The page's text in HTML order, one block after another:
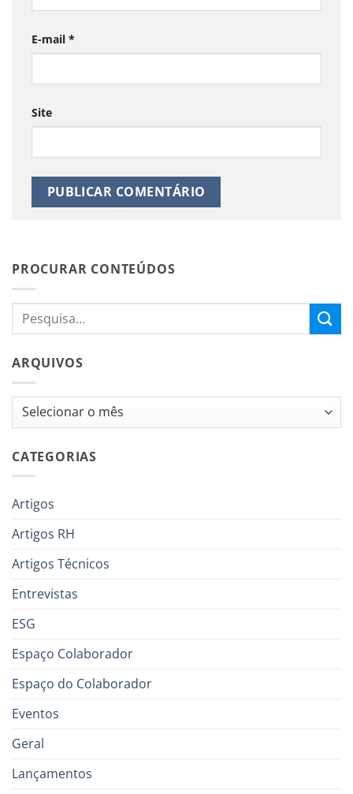
E-mail *
Site
PROCURAR CONTEÚDOS
ARQUIVOS
Arquivos
CATEGORIAS
Artigos
Artigos RH
Artigos Técnicos
Entrevistas
ESG
Espaço Colaborador
Espaço do Colaborador
Eventos
Geral
Lançamentos